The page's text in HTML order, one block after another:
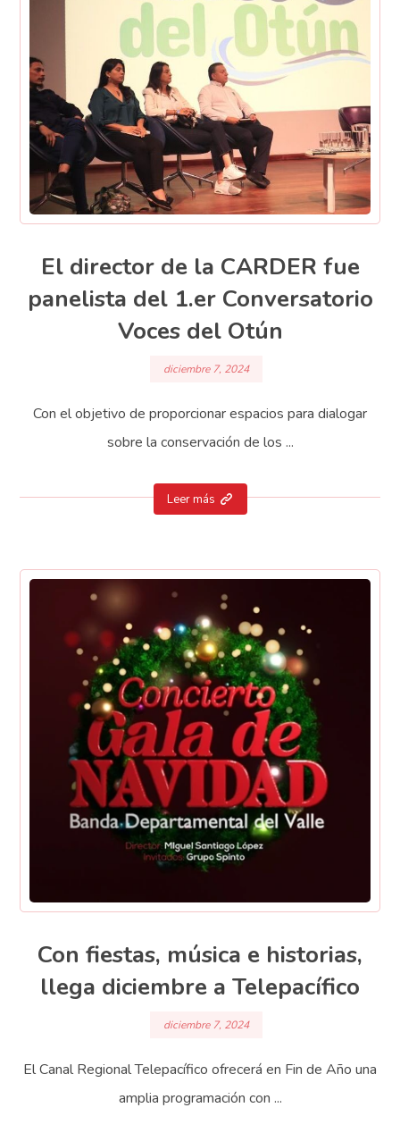
El director de la CARDER fue
panelista del 1.er Conversatorio
Voces del Otún
diciembre 7, 2024
Con el objetivo de proporcionar espacios para dialogar
sobre la conservación de los ...
Leer más
Con fiestas, música e historias,
llega diciembre a Telepacífico
diciembre 7, 2024
El Canal Regional Telepacífico ofrecerá en Fin de Año una
amplia programación con ...